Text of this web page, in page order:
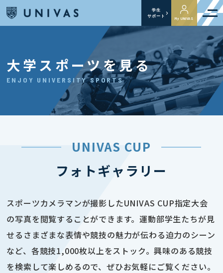
学生
サポート
My UNIVAS
大学スポーツを見る
ENJOY UNIVERSITY SPORTS
UNIVAS CUP
フォトギャラリー
スポーツカメラマンが撮影したUNIVAS CUP指定大会
の写真を閲覧することができます。運動部学生たちが見
せるさまざまな表情や競技の魅力が伝わる迫力のシーン
など、各競技1,000枚以上をストック。興味のある競技
を検索して楽しめるので、ぜひお気軽にご覧ください。